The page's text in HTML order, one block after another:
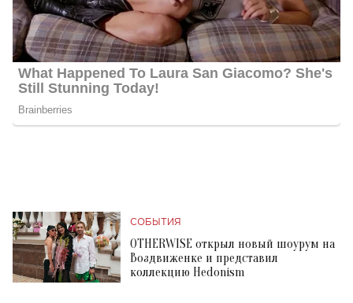
СОБЫТИЯ
OTHERWISE открыл новый шоурум на
Воздвиженке и представил
коллекцию Hedonism